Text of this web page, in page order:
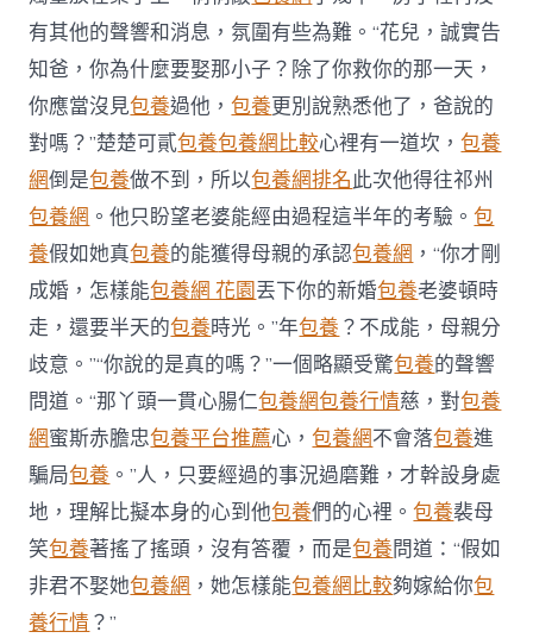
最
美
不
過
“夕
陽
紅”，
海
珠
區
老
干
部
年
夜
學
查
包
養
app
慶
祝
建
校
30
周
有其他的聲響和消息，氛圍有些為難。“花兒，誠實告
知爸，你為什麼要娶那小子？除了你救你的那一天，
你應當沒見包養過他，包養更別說熟悉他了，爸說的
對嗎？”楚楚可貳包養包養網比較心裡有一道坎，包養
網倒是包養做不到，所以包養網排名此次他得往祁州
包養網 。他只盼望老婆能經由過程這半年的考驗。包
養假如她真包養的能獲得母親的承認包養網 ，“你才剛
成婚，怎樣能包養網 花園丟下你的新婚包養老婆頓時
走，還要半天的包養時光。”年包養 ？不成能，母親分
歧意。”“你說的是真的嗎？”一個略顯受驚包養的聲響
問道。“那丫頭一貫心腸仁包養網包養行情慈，對包養
網蜜斯赤膽忠包養平台推薦心，包養網不會落包養進
騙局包養 。”人，只要經過的事況過磨難，才幹設身處
地，理解比擬本身的心到他包養們的心裡。包養裴母
笑包養著搖了搖頭，沒有答覆，而是包養問道：“假如
非君不娶她包養網 ，她怎樣能包養網比較夠嫁給你包
養行情 ？”